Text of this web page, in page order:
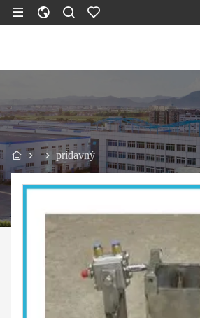
prídavný